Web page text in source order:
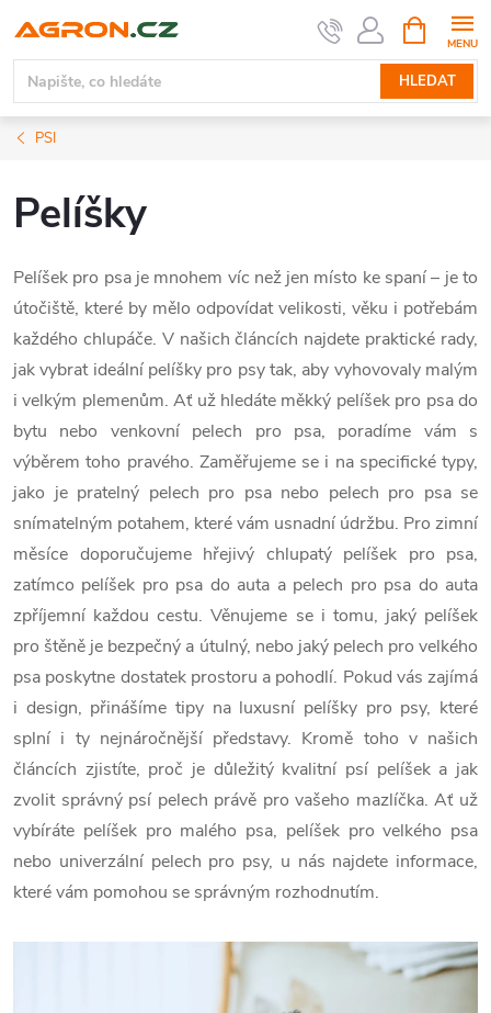
na
obsah
HLEDAT
NÁKUPNÍ
KOŠÍK
PSI
Pelíšky
Pelíšek pro psa je mnohem víc než jen místo ke spaní – je to
útočiště, které by mělo odpovídat velikosti, věku i potřebám
každého chlupáče. V našich článcích najdete praktické rady,
jak vybrat ideální pelíšky pro psy tak, aby vyhovovaly malým
i velkým plemenům. Ať už hledáte měkký pelíšek pro psa do
bytu nebo venkovní pelech pro psa, poradíme vám s
výběrem toho pravého. Zaměřujeme se i na specifické typy,
jako je pratelný pelech pro psa nebo pelech pro psa se
snímatelným potahem, které vám usnadní údržbu. Pro zimní
měsíce doporučujeme hřejivý chlupatý pelíšek pro psa,
zatímco pelíšek pro psa do auta a pelech pro psa do auta
zpříjemní každou cestu. Věnujeme se i tomu, jaký pelíšek
pro štěně je bezpečný a útulný, nebo jaký pelech pro velkého
psa poskytne dostatek prostoru a pohodlí. Pokud vás zajímá
i design, přinášíme tipy na luxusní pelíšky pro psy, které
splní i ty nejnáročnější představy. Kromě toho v našich
článcích zjistíte, proč je důležitý kvalitní psí pelíšek a jak
zvolit správný psí pelech právě pro vašeho mazlíčka. Ať už
vybíráte pelíšek pro malého psa, pelíšek pro velkého psa
nebo univerzální pelech pro psy, u nás najdete informace,
které vám pomohou se správným rozhodnutím.
V